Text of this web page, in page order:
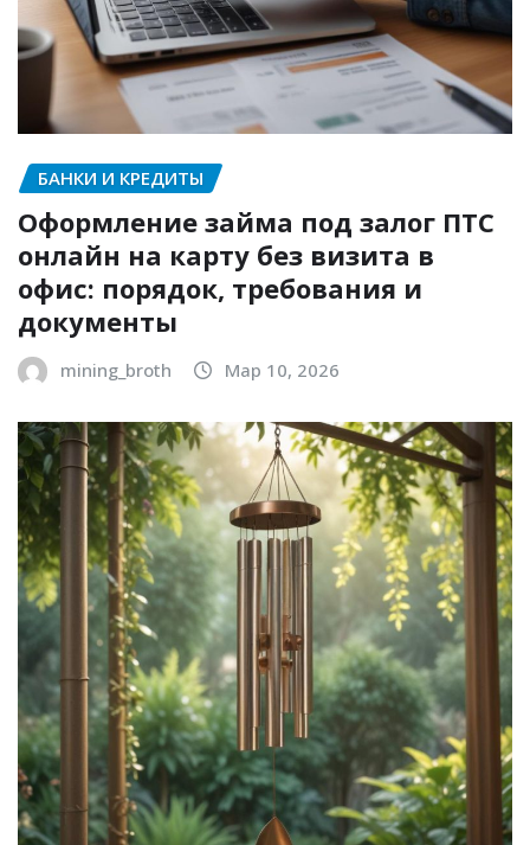
БАНКИ И КРЕДИТЫ
Оформление займа под залог ПТС
онлайн на карту без визита в
офис: порядок, требования и
документы
mining_broth Мар 10, 2026